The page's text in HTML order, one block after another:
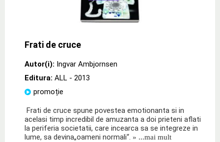
Frati de cruce
Autor(i): Ingvar Ambjornsen
Editura: ALL - 2013
promoție
Frati de cruce spune povestea emotionanta si in
acelasi timp incredibil de amuzanta a doi prieteni aflati
la periferia societatii, care incearca sa se integreze in
lume, sa devina„oameni normali“. » ...mai mult